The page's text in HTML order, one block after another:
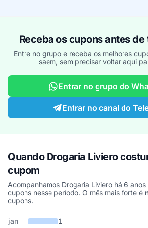
Receba os cupons antes de
Entre no grupo e receba os melhores
saem, sem precisar voltar aqui
Entrar no grupo do
Entrar no canal do
Quando Drogaria Liviero
cupom
Acompanhamos Drogaria Liviero há 6 anos
cupons nesse período. O mês mais forte é
cupons.
Cupons de Drogaria Liviero publicados por
Mês Cupons publicados
jan 1